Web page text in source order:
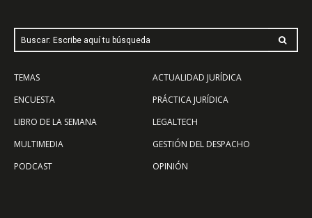
Buscar: Escribe aquí tu búsqueda
TEMAS
ENCUESTA
LIBRO DE LA SEMANA
MULTIMEDIA
PODCAST
ACTUALIDAD JURÍDICA
PRÁCTICA JURÍDICA
LEGALTECH
GESTIÓN DEL DESPACHO
OPINIÓN